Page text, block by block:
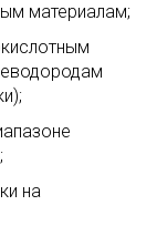
материалам;
на